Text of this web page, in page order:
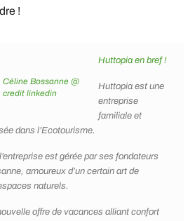
!
Céline Bossanne @
credit linkedin
Huttopia en bref !
Huttopia est une
entreprise
familiale et
dans l’Ecotourisme.
est gérée par ses fondateurs
amoureux d’un certain art de
naturels.
offre de vacances alliant confort